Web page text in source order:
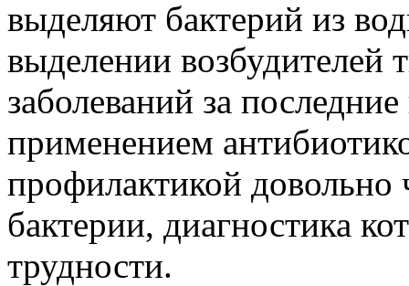
выделяют бактерий из
выделении возбудителей
заболеваний за
применением
профилактикой довольно
бактерии, диагностика
трудности.